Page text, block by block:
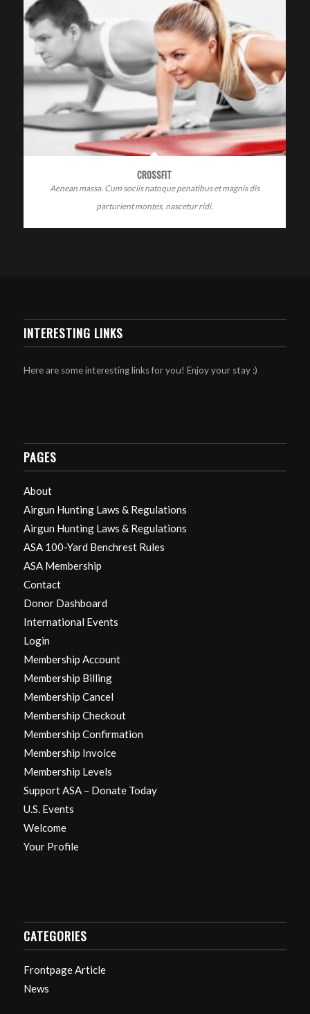
CROSSFIT
Aenean massa. Cum sociis natoque penatibus et magnis dis
parturient montes, nascetur ridi.
INTERESTING LINKS
Here are some interesting links for you! Enjoy your stay :)
PAGES
About
Airgun Hunting Laws & Regulations
Airgun Hunting Laws & Regulations
ASA 100-Yard Benchrest Rules
ASA Membership
Contact
Donor Dashboard
International Events
Login
Membership Account
Membership Billing
Membership Cancel
Membership Checkout
Membership Confirmation
Membership Invoice
Membership Levels
Support ASA – Donate Today
U.S. Events
Welcome
Your Profile
CATEGORIES
Frontpage Article
News